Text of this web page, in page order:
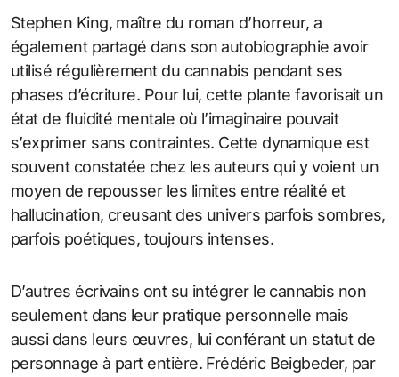
Stephen King, maître du roman d’horreur, a
également partagé dans son autobiographie avoir
utilisé régulièrement du cannabis pendant ses
phases d’écriture. Pour lui, cette plante favorisait un
état de fluidité mentale où l’imaginaire pouvait
s’exprimer sans contraintes. Cette dynamique est
souvent constatée chez les auteurs qui y voient un
moyen de repousser les limites entre réalité et
hallucination, creusant des univers parfois sombres,
parfois poétiques, toujours intenses.
D’autres écrivains ont su intégrer le cannabis non
seulement dans leur pratique personnelle mais
aussi dans leurs œuvres, lui conférant un statut de
personnage à part entière. Frédéric Beigbeder, par